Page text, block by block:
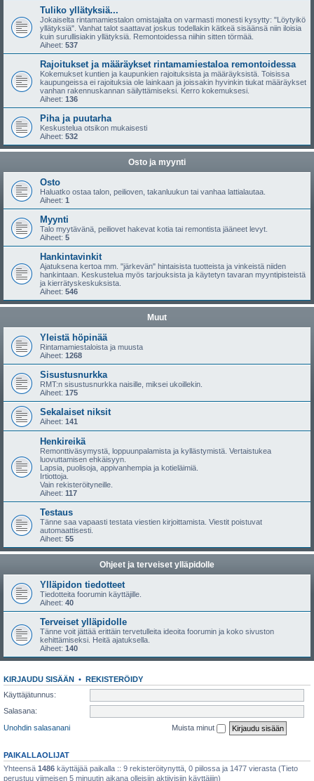
Tuliko yllätyksiä...
Jokaiselta rintamamiestalon omistajalta on varmasti monesti kysytty: "Löytyikö
yllätyksiä". Vanhat talot saattavat joskus todellakin kätkeä sisäänsä niin iloisia
kuin surullisiakin yllätyksiä. Remontoidessa niihin sitten törmää.
Aiheet: 537
Rajoitukset ja määräykset rintamamiestaloa remontoidessa
Kokemukset kuntien ja kaupunkien rajoituksista ja määräyksistä. Toisissa
kaupungeissa ei rajoituksia ole lainkaan ja joissakin hyvinkin tiukat määräykset
vanhan rakennuskannan säilyttämiseksi. Kerro kokemuksesi.
Aiheet: 136
Piha ja puutarha
Keskustelua otsikon mukaisesti
Aiheet: 532
Osto ja myynti
Osto
Haluatko ostaa talon, peilioven, takanluukun tai vanhaa lattialautaa.
Aiheet: 1
Myynti
Talo myytävänä, peiliovet hakevat kotia tai remontista jääneet levyt.
Aiheet: 5
Hankintavinkit
Ajatuksena kertoa mm. "järkevän" hintaisista tuotteista ja vinkeistä niiden
hankintaan. Keskustelua myös tarjouksista ja käytetyn tavaran myyntipisteistä
ja kierrätyskeskuksista.
Aiheet: 546
Muut
Yleistä höpinää
Rintamamiestaloista ja muusta
Aiheet: 1268
Sisustusnurkka
RMT:n sisustusnurkka naisille, miksei ukoillekin.
Aiheet: 175
Sekalaiset niksit
Aiheet: 141
Henkireikä
Remonttiväsymystä, loppuunpalamista ja kyllästymistä. Vertaistukea
luovuttamisen ehkäisyyn.
Lapsia, puolisoja, appivanhempia ja kotieläimiä.
Irtiottoja.
Vain rekisteröityneille.
Aiheet: 117
Testaus
Tänne saa vapaasti testata viestien kirjoittamista. Viestit poistuvat
automaattisesti.
Aiheet: 55
Ohjeet ja terveiset ylläpidolle
Ylläpidon tiedotteet
Tiedotteita foorumin käyttäjille.
Aiheet: 40
Terveiset ylläpidolle
Tänne voit jättää erittäin tervetulleita ideoita foorumin ja koko sivuston
kehittämiseksi. Heitä ajatuksella.
Aiheet: 140
KIRJAUDU SISÄÄN • REKISTERÖIDY
Käyttäjätunnus:
Salasana:
Unohdin salasanani
Muista minut
PAIKALLAOLIJAT
Yhteensä 1486 käyttäjää paikalla :: 9 rekisteröitynyttä, 0 piilossa ja 1477 vierasta (Tieto
perustuu viimeisen 5 minuutin aikana olleisiin aktiivisiin käyttäjiin)